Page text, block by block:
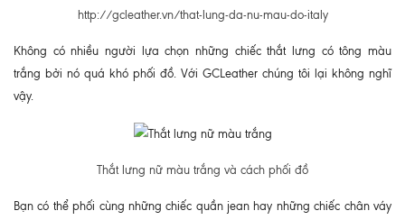
http://gcleather.vn/that-lung-da-nu-mau-do-italy
Không có nhiều người lựa chọn những chiếc thắt lưng có tông màu
trắng bởi nó quá khó phối đồ. Với GCLeather chúng tôi lại không nghĩ
vậy.
Thắt lưng nữ màu trắng và cách phối đồ
Bạn có thể phối cùng những chiếc quần jean hay những chiếc chân váy